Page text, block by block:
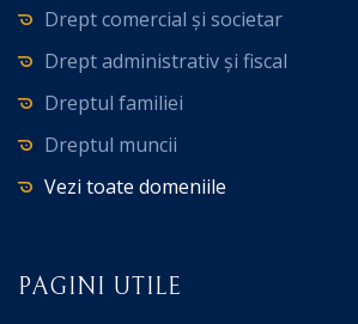
Drept comercial și societar
Drept administrativ și fiscal
Dreptul familiei
Dreptul muncii
Vezi toate domeniile
PAGINI UTILE